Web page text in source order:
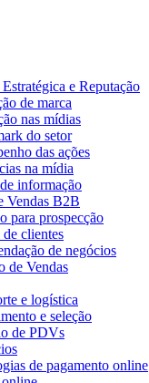
e Reputação
de marca
nas mídias
do setor
das ações
na mídia
informação
Vendas B2B
para prospecção
clientes
de negócios
de Vendas
e logística
e seleção
de PDVs
de pagamento online